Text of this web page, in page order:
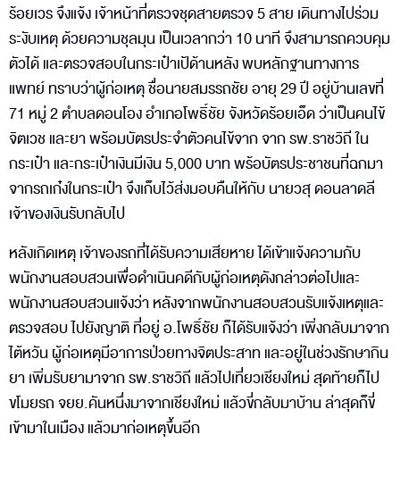
ร้อยเวร จึงแจ้ง เจ้าหน้าที่ตรวจชุดสายตรวจ 5 สาย เดินทางไปร่วม
ระงับเหตุ ด้วยความชุลมุน เป็นเวลากว่า 10 นาที จึงสามารถควบคุม
ตัวได้ และตรวจสอบในกระเป๋าเป้ด้านหลัง พบหลักฐานทางการ
แพทย์ ทราบว่าผู้ก่อเหตุ ชื่อนายสมรรถชัย อายุ 29 ปี อยู่บ้านเลขที่
71 หมู่ 2 ตำบลดอนโอง อำเภอโพธิ์ชัย จังหวัดร้อยเอ็ด ว่าเป็นคนไข้
จิตเวช และยา พร้อมบัตรประจำตัวคนไข้จาก จาก รพ.ราชวิถี ใน
กระเป๋า และกระเป๋าเงินมีเงิน 5,000 บาท พร้อบัตรประชาชนที่ฉกมา
จากรถเก๋งในกระเป๋า จึงเก็บไว้ส่งมอบคืนให้กับ นายวสุ ดอนลาดลี
เจ้าของเงินรับกลับไป
หลังเกิดเหตุ เจ้าของรถที่ได้รับความเสียหาย ได้เข้าแจ้งความกับ
พนักงานสอบสวนเพื่อดำเนินคดีกับผู้ก่อเหตุดังกล่าวต่อไปและ
พนักงานสอบสวนแจ้งว่า หลังจากพนักงานสอบสวนรับแจ้งเหตุและ
ตรวจสอบ ไปยังญาติ ที่อยู่ อ.โพธิ์ชัย ก็ได้รับแจ้งว่า เพิ่งกลับมาจาก
ไต้หวัน ผู้ก่อเหตุมีอาการป่วยทางจิตประสาท และอยู่ในช่วงรักษากิน
ยา เพิ่มรับยามาจาก รพ.ราชวิถี แล้วไปเที่ยวเชียงใหม่ สุดท้ายก็ไป
ขโมยรถ จยย.คันหนึ่งมาจากเชียงใหม่ แล้วขี่กลับมาบ้าน ล่าสุดก็ขี่
เข้ามาในเมือง แล้วมาก่อเหตุขึ้นอีก